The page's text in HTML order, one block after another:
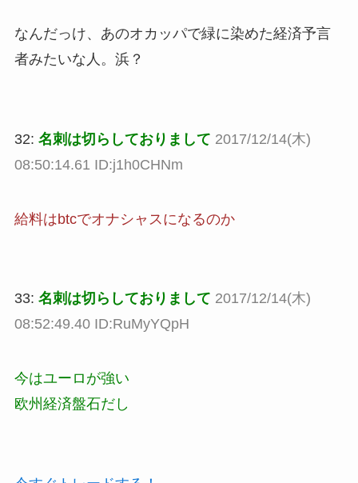
なんだっけ、あのオカッパで緑に染めた経済予言
者みたいな人。浜？
32: 名刺は切らしておりまして 2017/12/14(木)
08:50:14.61 ID:j1h0CHNm
給料はbtcでオナシャスになるのか
33: 名刺は切らしておりまして 2017/12/14(木)
08:52:49.40 ID:RuMyYQpH
今はユーロが強い
欧州経済盤石だし